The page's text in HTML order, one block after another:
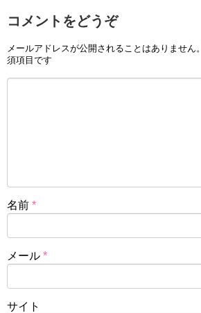
コメントをどうぞ
メールアドレスが公開されることはありません。
須項目です
名前 *
メール *
サイト